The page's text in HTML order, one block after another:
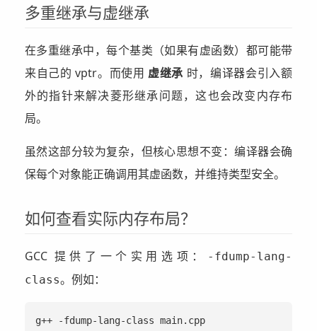
多重继承与虚继承
在多重继承中，每个基类（如果有虚函数）都可能带
来自己的 vptr。而使用 虚继承 时，编译器会引入额
外的指针来解决菱形继承问题，这也会改变内存布
局。
虽然这部分较为复杂，但核心思想不变：编译器会确
保每个对象能正确调用其虚函数，并维持类型安全。
如何查看实际内存布局？
GCC 提供了一个实用选项：
-fdump-lang-
class。例如：
g++ -fdump-lang-class main.cpp